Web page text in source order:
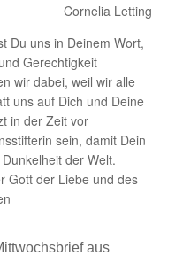
Cornelia Letting
Du uns in Deinem Wort,
Gerechtigkeit
wir dabei, weil wir alle
uns auf Dich und Deine
in der Zeit vor
sein, damit Dein
der Welt.
Gott der Liebe und des
aus